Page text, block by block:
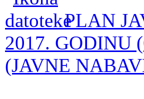
PLAN
2017. GODINU
(JAVNE